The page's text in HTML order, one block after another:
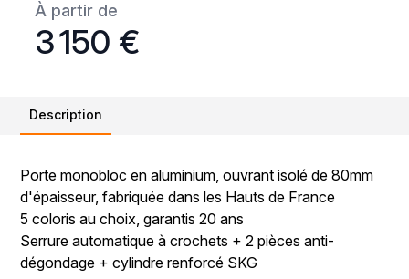
À partir de
3 150 €
Description
Porte monobloc en aluminium, ouvrant isolé de 80mm
d'épaisseur, fabriquée dans les Hauts de France
5 coloris au choix, garantis 20 ans
Serrure automatique à crochets + 2 pièces anti-
dégondage + cylindre renforcé SKG